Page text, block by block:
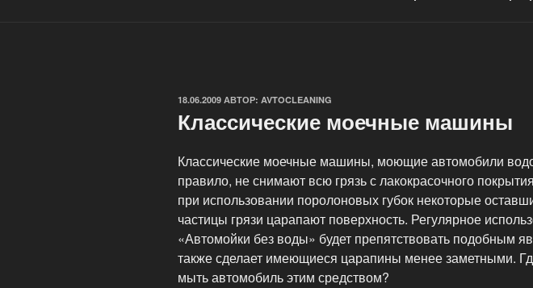
ОПУБЛИКОВАНО
18.06.2009 АВТОР: AVTOCLEANING
Классические моечные машины
Классические моечные машины, моющие автомобили
правило, не снимают всю грязь с лакокрасочного
при использовании поролоновых губок некоторые
частицы грязи царапают поверхность. Регулярное
«Автомойки без воды» будет препятствовать подобным
также сделает имеющиеся царапины менее заметными.
мыть автомобиль этим средством?